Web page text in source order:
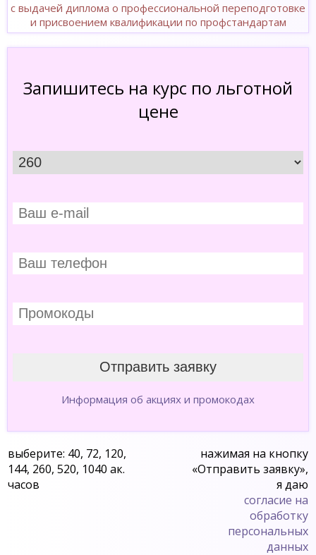
с выдачей диплома о профессиональной переподготовке
и присвоением квалификации по профстандартам
Запишитесь на курс по льготной
цене
Информация об акциях и промокодах
выберите: 40, 72, 120,
144, 260, 520, 1040 ак.
часов
нажимая на кнопку
«Отправить заявку»,
я даю
согласие на
обработку
персональных
данных